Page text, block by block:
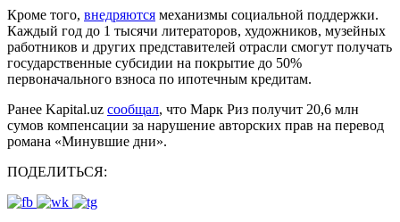
Кроме того, внедряются механизмы социальной поддержки.
Каждый год до 1 тысячи литераторов, художников, музейных
работников и других представителей отрасли смогут получать
государственные субсидии на покрытие до 50%
первоначального взноса по ипотечным кредитам.
Ранее Kapital.uz сообщал, что Марк Риз получит 20,6 млн
сумов компенсации за нарушение авторских прав на перевод
романа «Минувшие дни».
ПОДЕЛИТЬСЯ: